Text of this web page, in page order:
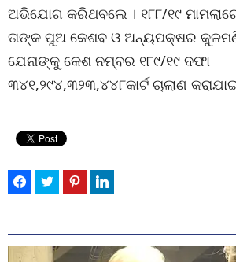
ଅଭିଯୋଗ କରିଥବଲେ । ୧୮୮/୧୯
ତାଙ୍କ ପୁଅ କେଶବ ଓ ଅନ୍ୟପକ୍ଷର
ଯେନାଙ୍କୁ କେଶ ନମ୍ବର ୧୮୯/୧୯ ଦଫା
୩୪୧,୨୯୪,୩୨୩,୪୪୮କାର୍ଟ ଚାଲାଣ